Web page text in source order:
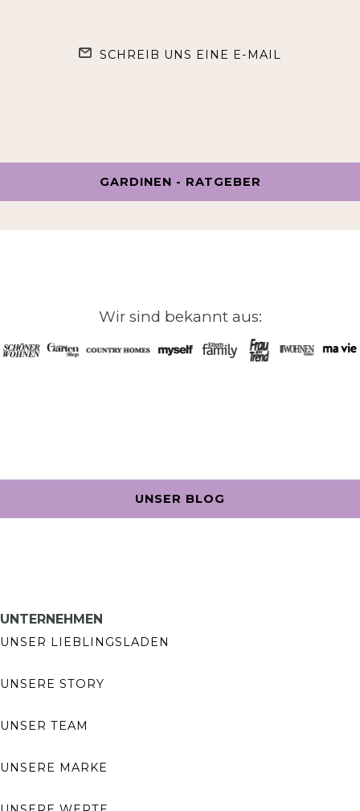
SCHREIB UNS EINE E-MAIL
GARDINEN - RATGEBER
Wir sind bekannt aus:
UNSER BLOG
UNTERNEHMEN
UNSER LIEBLINGSLADEN
UNSERE STORY
UNSER TEAM
UNSERE MARKE